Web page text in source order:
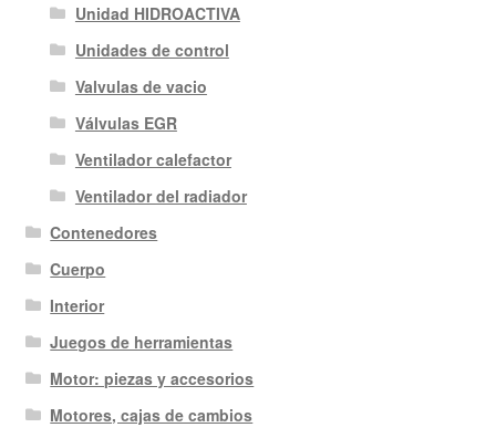
Unidad HIDROACTIVA
Unidades de control
Valvulas de vacio
Válvulas EGR
Ventilador calefactor
Ventilador del radiador
Contenedores
Cuerpo
Interior
Juegos de herramientas
Motor: piezas y accesorios
Motores, cajas de cambios